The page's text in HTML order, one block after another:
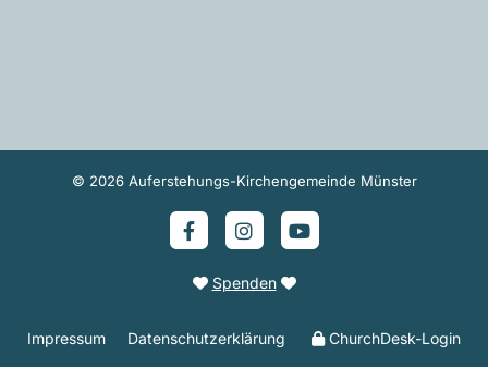
© 2026 Auferstehungs-Kirchengemeinde Münster
 Spenden 
Impressum Datenschutzerklärung ChurchDesk-Login